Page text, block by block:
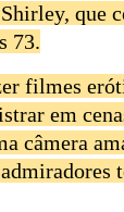
que
73.
filmes
em
câmera